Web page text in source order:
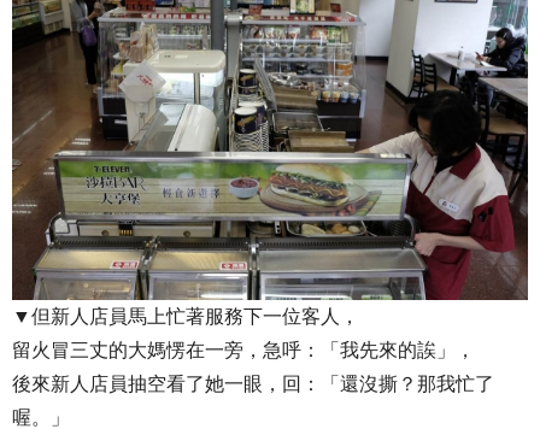
▼但新人店員馬上忙著服務下一位客人，
留火冒三丈的大媽愣在一旁，急呼：「我先來的誒」，
後來新人店員抽空看了她一眼，回：「還沒撕？那我忙了
喔。」